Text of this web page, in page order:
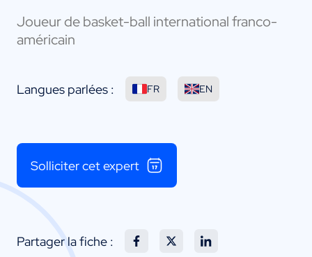
Joueur de basket-ball international franco-
américain
Langues parlées : FR EN
Solliciter cet expert
Partager la fiche :